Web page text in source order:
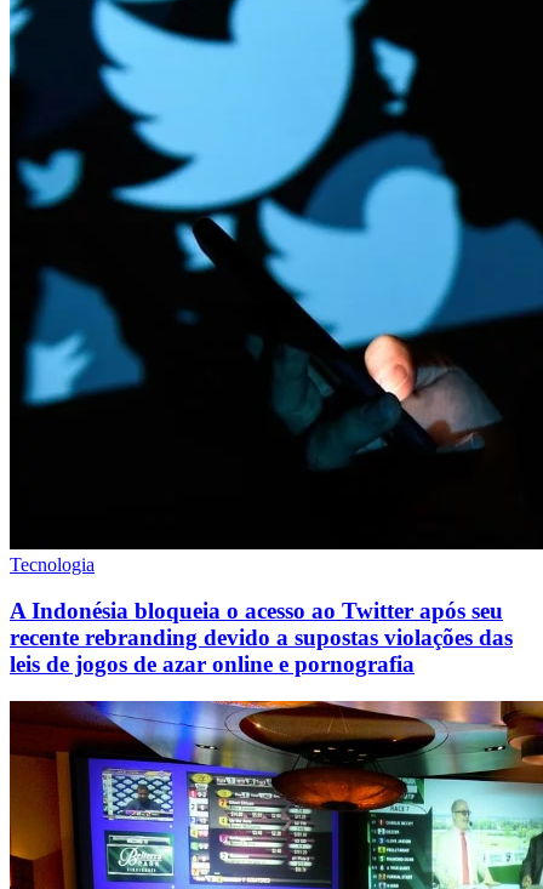
Tecnologia
A Indonésia bloqueia o acesso ao Twitter após seu
recente rebranding devido a supostas violações das
leis de jogos de azar online e pornografia